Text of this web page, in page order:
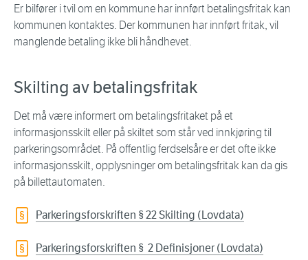
Er bilfører i tvil om en kommune har innført betalingsfritak kan
kommunen kontaktes. Der kommunen har innført fritak, vil
manglende betaling ikke bli håndhevet.
Skilting av betalingsfritak
Det må være informert om betalingsfritaket på et
informasjonsskilt eller på skiltet som står ved innkjøring til
parkeringsområdet. På offentlig ferdselsåre er det ofte ikke
informasjonsskilt, opplysninger om betalingsfritak kan da gis
på billettautomaten.
Parkeringsforskriften § 22 Skilting (Lovdata)
Parkeringsforskriften § 2 Definisjoner (Lovdata)